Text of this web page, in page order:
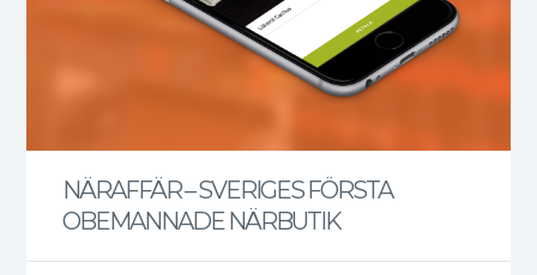
NÄRAFFÄR – SVERIGES FÖRSTA
OBEMANNADE NÄRBUTIK